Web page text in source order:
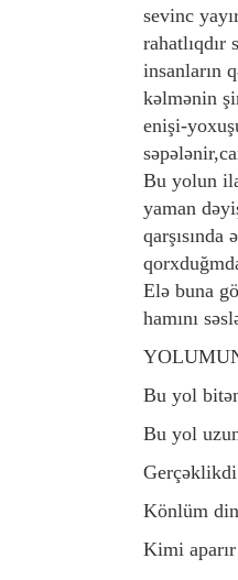
sevinc
insanların
kəlmənin
enişi-
Bu yolun
yaman
Elə buna
hamını
Bu yol
Bu yol
Könlüm
Kimi